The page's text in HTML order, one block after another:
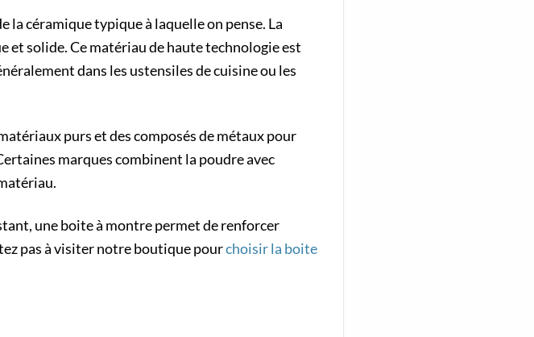
la céramique typique à laquelle on pense. La
solide. Ce matériau de haute technologie est
dans les ustensiles de cuisine ou les
purs et des composés de métaux pour
marques combinent la poudre avec
une boite à montre permet de renforcer
pas à visiter notre boutique pourchoisir la boite